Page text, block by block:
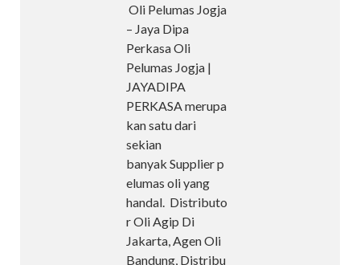
Oli Pelumas Jogja
– Jaya Dipa
Perkasa Oli
Pelumas Jogja |
JAYADIPA
PERKASA merupa
kan satu dari
sekian
banyak Supplier p
elumas oli yang
handal. Distributo
r Oli Agip Di
Jakarta, Agen Oli
Bandung, Distribu